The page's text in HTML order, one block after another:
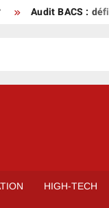
Audit BACS :
HIGH-TECH